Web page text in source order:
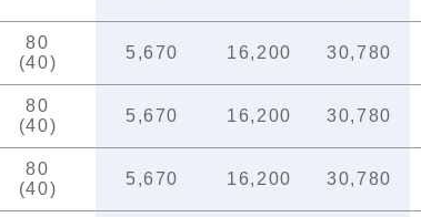
80
(40)
5,670 16,200 30,780
80
(40)
5,670 16,200 30,780
80
(40)
5,670 16,200 30,780